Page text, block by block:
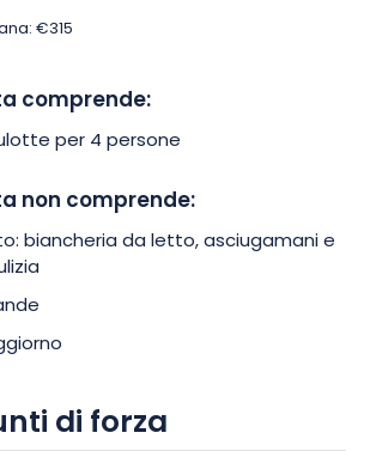
€315
comprende:
per 4 persone
non comprende:
biancheria da letto, asciugamani e
di forza